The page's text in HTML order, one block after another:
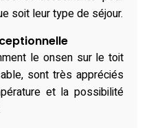
soit leur type de séjour.
le onsen sur le toit
sont très appréciés
et la possibilité